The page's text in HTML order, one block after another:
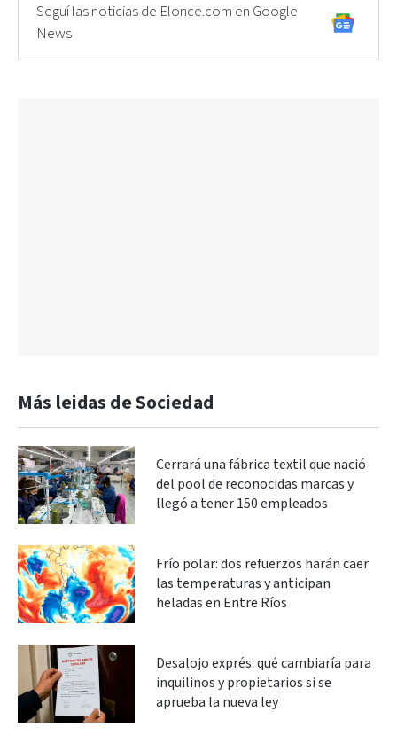
Seguí las noticias de Elonce.com en Google
News
Más leidas de Sociedad
Cerrará una fábrica textil que nació
del pool de reconocidas marcas y
llegó a tener 150 empleados
Frío polar: dos refuerzos harán caer
las temperaturas y anticipan
heladas en Entre Ríos
Desalojo exprés: qué cambiaría para
inquilinos y propietarios si se
aprueba la nueva ley